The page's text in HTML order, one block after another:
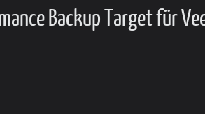
Backup Target für